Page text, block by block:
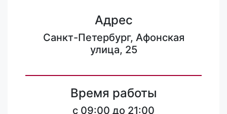
Адрес
Санкт-Петербург, Афонская
улица, 25
Время работы
c 09:00 до 21:00